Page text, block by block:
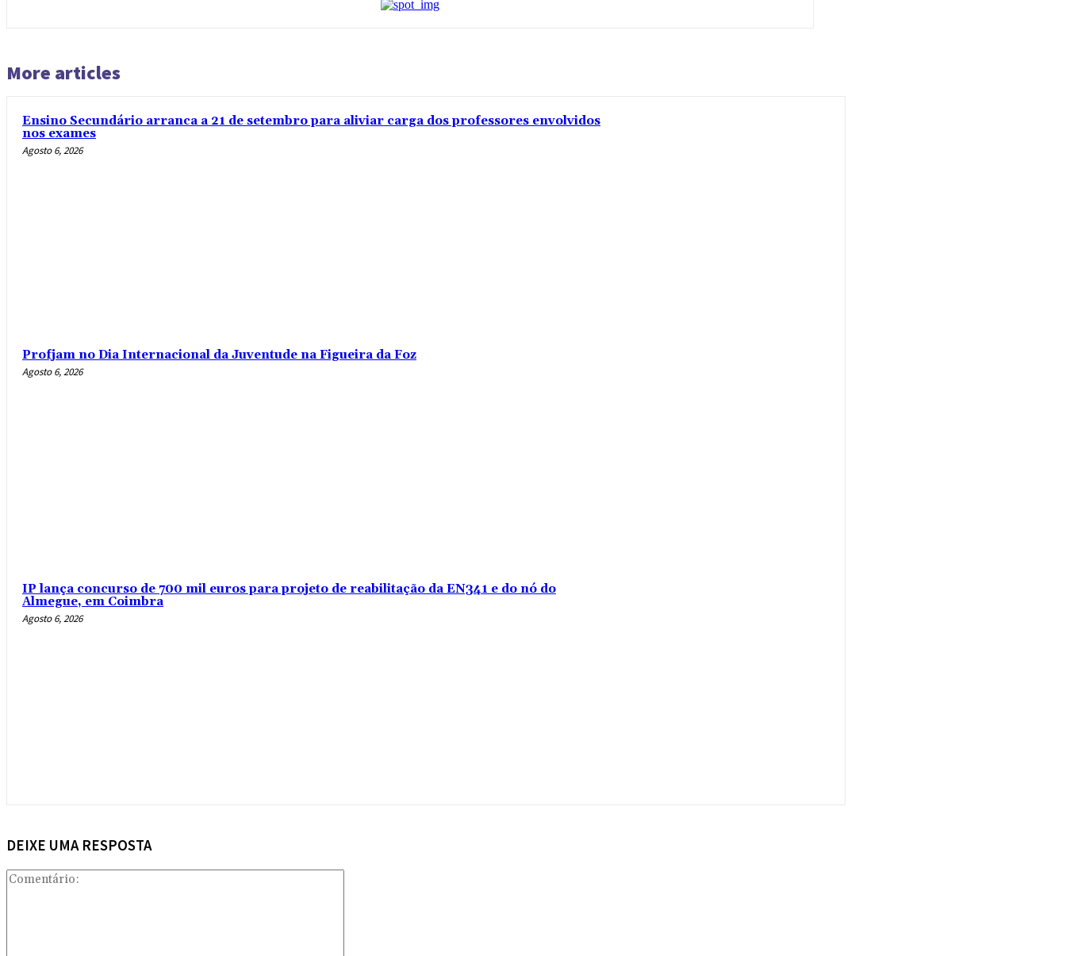
More articles
Ensino Secundário arranca a 21 de setembro para aliviar carga dos professores envolvidos
nos exames
Agosto 6, 2026
Profjam no Dia Internacional da Juventude na Figueira da Foz
Agosto 6, 2026
IP lança concurso de 700 mil euros para projeto de reabilitação da EN341 e do nó do
Almegue, em Coimbra
Agosto 6, 2026
DEIXE UMA RESPOSTA